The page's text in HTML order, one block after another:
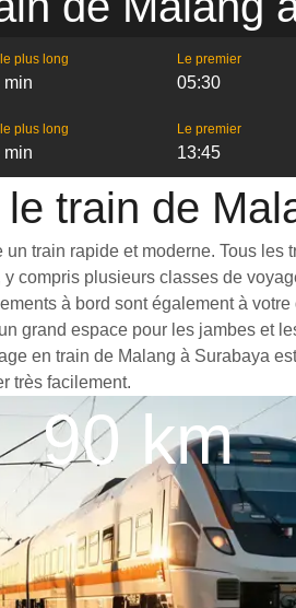
plus long
min
Le premier
05:30
plus long
min
Le premier
13:45
train de
train rapide et moderne. Tous
compris plusieurs classes de
à bord sont également à
grand espace pour les jambes et
en train de Malang à Surabaya
très facilement.
90 km